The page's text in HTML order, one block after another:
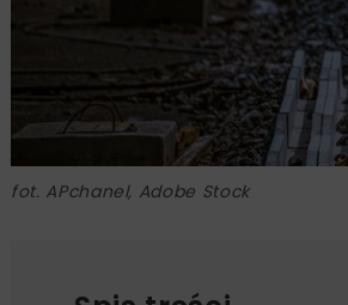
fot. APchanel, Adobe Stock